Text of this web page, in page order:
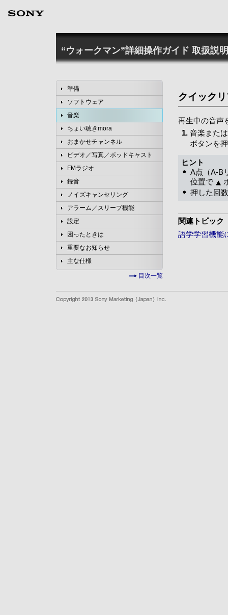
“ウォークマン”詳細操作ガイド 取扱説
準備
ソフトウェア
音楽
ちょい聴きmora
おまかせチャンネル
ビデオ／写真／ポッドキャスト
FMラジオ
録音
ノイズキャンセリング
アラーム／スリープ機能
設定
困ったときは
重要なお知らせ
主な仕様
目次一覧
クイック
再生中の音声
音楽また
ボタンを
ヒント
A点（A-B
位置で
押した回
関連トピック
語学学習機能